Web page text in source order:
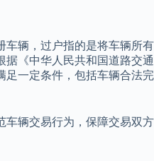
车辆，过户指的是将车辆所有
据《中华人民共和国道路交通
足一定条件，包括车辆合法完
车辆交易行为，保障交易双方